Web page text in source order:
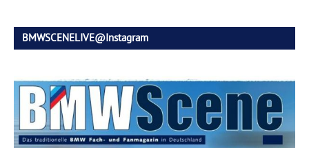
BMWSCENELIVE@Instagram